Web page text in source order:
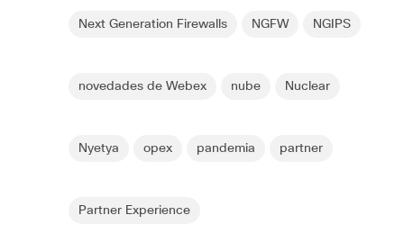
Next Generation Firewalls NGFW NGIPS
novedades de Webex nube Nuclear
Nyetya opex pandemia partner
Partner Experience